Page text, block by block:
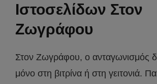
Ιστοσελίδων Στον
Ζωγράφου
Στον Ζωγράφου, ο ανταγωνισμός
μόνο στη βιτρίνα ή στη γειτονιά.